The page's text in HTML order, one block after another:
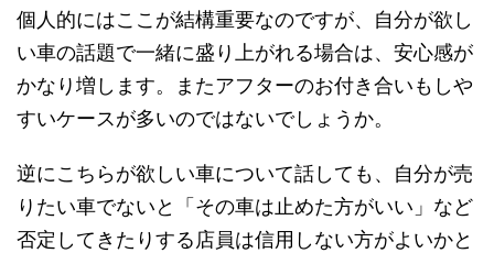
個人的にはここが結構重要なのですが、自分が欲し
い車の話題で一緒に盛り上がれる場合は、安心感が
かなり増します。またアフターのお付き合いもしや
すいケースが多いのではないでしょうか。
逆にこちらが欲しい車について話しても、自分が売
りたい車でないと「その車は止めた方がいい」など
否定してきたりする店員は信用しない方がよいかと